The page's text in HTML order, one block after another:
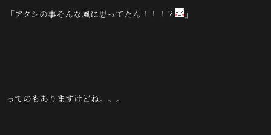
「アタシの事そんな風に思ってたん！！！？ 」
ってのもありますけどね。。。